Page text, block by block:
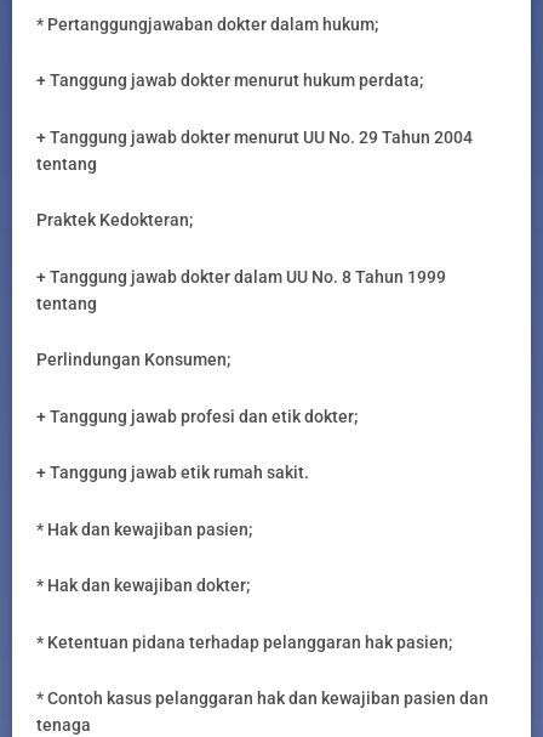
* Pertanggungjawaban dokter dalam hukum;
+ Tanggung jawab dokter menurut hukum perdata;
+ Tanggung jawab dokter menurut UU No. 29 Tahun 2004
tentang
Praktek Kedokteran;
+ Tanggung jawab dokter dalam UU No. 8 Tahun 1999
tentang
Perlindungan Konsumen;
+ Tanggung jawab profesi dan etik dokter;
+ Tanggung jawab etik rumah sakit.
* Hak dan kewajiban pasien;
* Hak dan kewajiban dokter;
* Ketentuan pidana terhadap pelanggaran hak pasien;
* Contoh kasus pelanggaran hak dan kewajiban pasien dan
tenaga